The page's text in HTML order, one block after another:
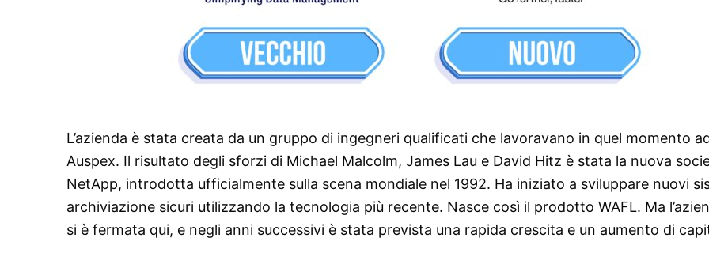
L’azienda è stata creata da un gruppo di ingegneri qualificati che lavoravano in quel momento
Auspex. Il risultato degli sforzi di Michael Malcolm, James Lau e David Hitz è stata la nuova
NetApp, introdotta ufficialmente sulla scena mondiale nel 1992. Ha iniziato a sviluppare nuovi
archiviazione sicuri utilizzando la tecnologia più recente. Nasce così il prodotto WAFL. Ma
si è fermata qui, e negli anni successivi è stata prevista una rapida crescita e un aumento di